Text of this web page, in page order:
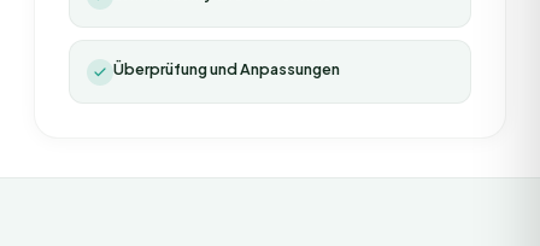
Überprüfung und Anpassungen